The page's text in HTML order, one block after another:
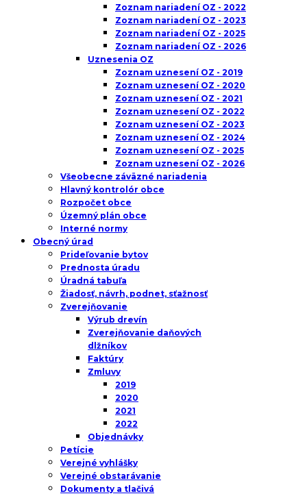
Zoznam nariadení OZ - 2022
Zoznam nariadení OZ - 2023
Zoznam nariadení OZ - 2025
Zoznam nariadení OZ - 2026
Uznesenia OZ
Zoznam uznesení OZ - 2019
Zoznam uznesení OZ - 2020
Zoznam uznesení OZ - 2021
Zoznam uznesení OZ - 2022
Zoznam uznesení OZ - 2023
Zoznam uznesení OZ - 2024
Zoznam uznesení OZ - 2025
Zoznam uznesení OZ - 2026
Všeobecne záväzné nariadenia
Hlavný kontrolór obce
Rozpočet obce
Územný plán obce
Interné normy
Obecný úrad
Prideľovanie bytov
Prednosta úradu
Úradná tabuľa
Žiadosť, návrh, podnet, sťažnosť
Zverejňovanie
Výrub drevín
Zverejňovanie daňových
dlžníkov
Faktúry
Zmluvy
2019
2020
2021
2022
Objednávky
Petície
Verejné vyhlášky
Verejné obstarávanie
Dokumenty a tlačivá